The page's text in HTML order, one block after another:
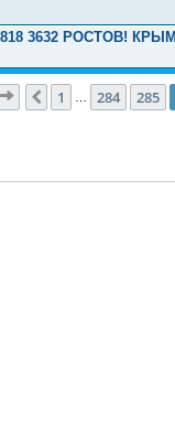
818 3632 РОСТОВ!
Страница 286из 816
Пред.
1 284 285